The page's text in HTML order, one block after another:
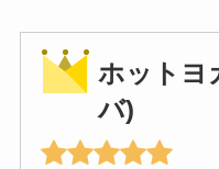
ホットヨ
バ)